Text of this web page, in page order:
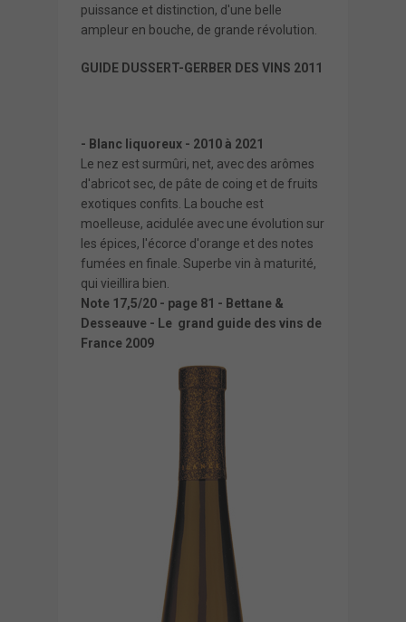
puissance et distinction, d'une belle
ampleur en bouche, de grande révolution.
GUIDE DUSSERT-GERBER DES VINS 2011
- Blanc liquoreux - 2010 à 2021
Le nez est surmûri, net, avec des arômes
d'abricot sec, de pâte de coing et de fruits
exotiques confits. La bouche est
moelleuse, acidulée avec une évolution sur
les épices, l'écorce d'orange et des notes
fumées en finale. Superbe vin à maturité,
qui vieillira bien.
Note 17,5/20 - page 81 - Bettane &
Desseauve - Le grand guide des vins de
France 2009